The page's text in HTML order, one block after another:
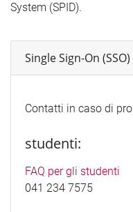
System (SPID).
Single Sign-On (SSO)
Contatti in caso di
studenti:
FAQ per gli studenti
041 234 7575